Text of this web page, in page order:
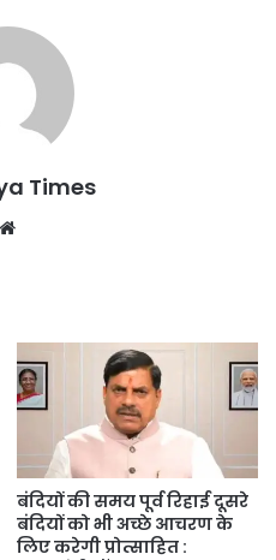
Times
बंदियों की समय पूर्व रिहाई दूसरे
बंदियों को भी अच्छे आचरण के
लिए करेगी प्रोत्साहित :